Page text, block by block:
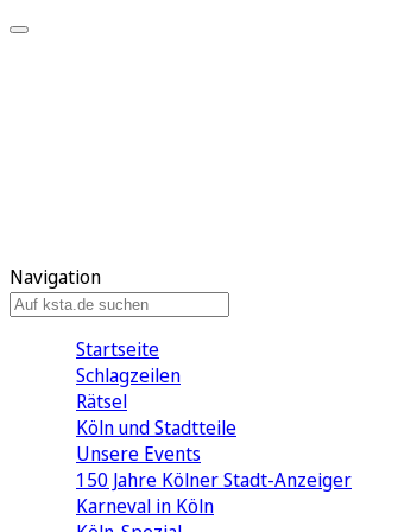
Navigation
Startseite
Schlagzeilen
Rätsel
Köln und Stadtteile
Unsere Events
150 Jahre Kölner Stadt-Anzeiger
Karneval in Köln